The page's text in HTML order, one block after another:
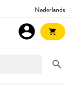
Nederlands
search
account_circle shopping_cart